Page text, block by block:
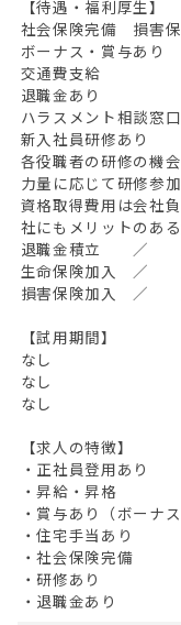
【待遇・福利厚生】
社会保険完備 損害
ボーナス・賞与あり
交通費支給
退職金あり
ハラスメント相談窓
新入社員研修あり
各役職者の研修の機
力量に応じて研修参
資格取得費用は会社
社にもメリットのあ
退職金積立 ／ 入
生命保険加入 ／
損害保険加入 ／
【試用期間】
なし
なし
なし
【求人の特徴】
・正社員登用あり
・昇給・昇格
・賞与あり（ボーナス
・住宅手当あり
・社会保険完備
・研修あり
・退職金あり